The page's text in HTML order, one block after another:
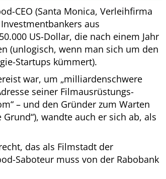
CEO (Santa Monica, Verleihfirma
aus
US-Dollar, die nach einem Jahr
(unlogisch, wenn man sich um den
Startups kümmert).
war, um milliardenschwere
seiner Filmausrüstungs-
– und den Gründer zum Warten
Grund ), wandte auch er sich ab, als
das als Filmstadt der
Saboteur muss von der Rabobank